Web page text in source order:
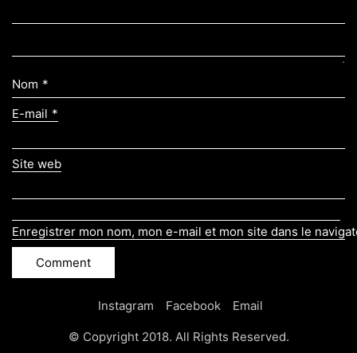
Nom *
E-mail *
Site web
Enregistrer mon nom, mon e-mail et mon site dans le
Instagram Facebook Email
© Copyright 2018. All Rights Reserved.